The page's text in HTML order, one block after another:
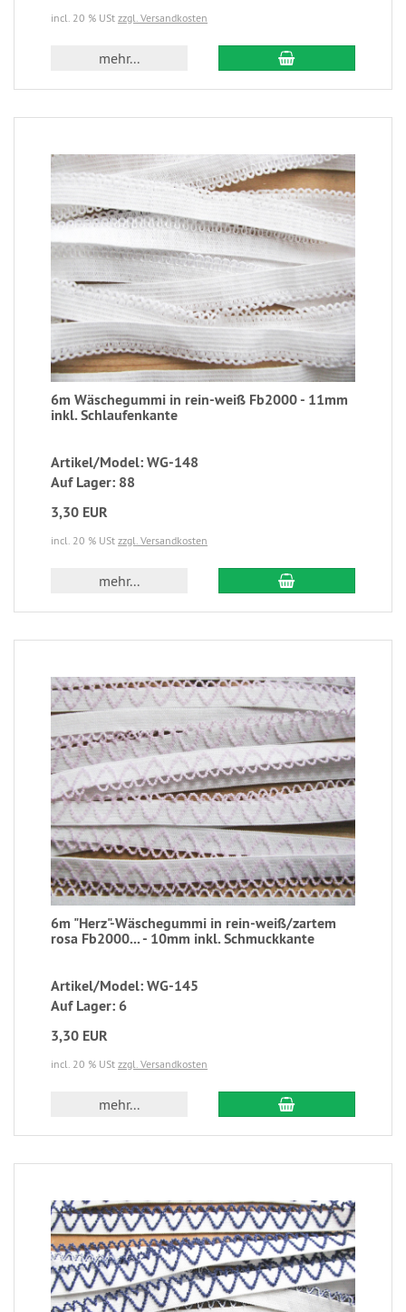
incl. 20 % USt zzgl. Versandkosten
mehr...
6m Wäschegummi in rein-weiß Fb2000 - 11mm
inkl. Schlaufenkante
Artikel/Model: WG-148
Auf Lager: 88
3,30 EUR
incl. 20 % USt zzgl. Versandkosten
mehr...
6m "Herz"-Wäschegummi in rein-weiß/zartem
rosa Fb2000... - 10mm inkl. Schmuckkante
Artikel/Model: WG-145
Auf Lager: 6
3,30 EUR
incl. 20 % USt zzgl. Versandkosten
mehr...